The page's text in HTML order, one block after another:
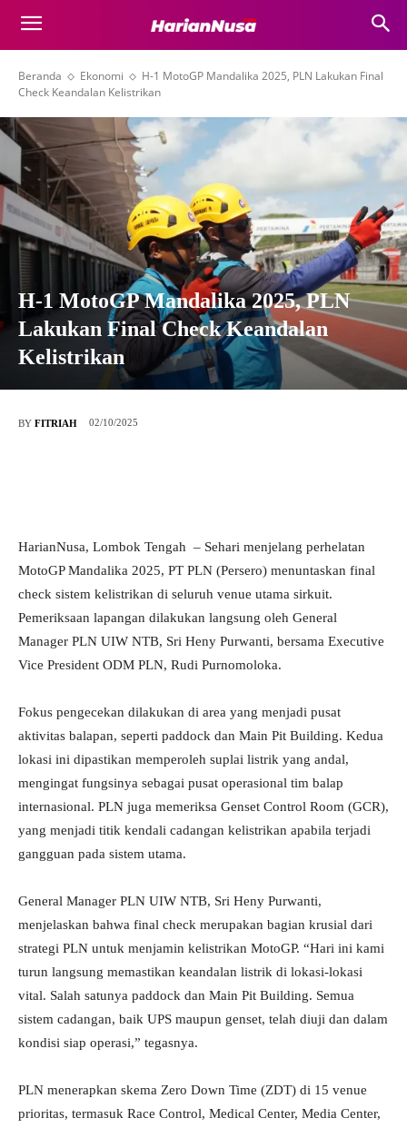
Beranda Ekonomi
H-1 MotoGP Mandalika 2025, PLN Lakukan Final
Check Keandalan Kelistrikan
H-1 MotoGP Mandalika 2025, PLN
Lakukan Final Check Keandalan
Kelistrikan
BY FITRIAH 02/10/2025
HarianNusa, Lombok Tengah – Sehari menjelang perhelatan
MotoGP Mandalika 2025, PT PLN (Persero) menuntaskan final
check sistem kelistrikan di seluruh venue utama sirkuit.
Pemeriksaan lapangan dilakukan langsung oleh General
Manager PLN UIW NTB, Sri Heny Purwanti, bersama Executive
Vice President ODM PLN, Rudi Purnomoloka.
Fokus pengecekan dilakukan di area yang menjadi pusat
aktivitas balapan, seperti paddock dan Main Pit Building. Kedua
lokasi ini dipastikan memperoleh suplai listrik yang andal,
mengingat fungsinya sebagai pusat operasional tim balap
internasional. PLN juga memeriksa Genset Control Room (GCR),
yang menjadi titik kendali cadangan kelistrikan apabila terjadi
gangguan pada sistem utama.
General Manager PLN UIW NTB, Sri Heny Purwanti,
menjelaskan bahwa final check merupakan bagian krusial dari
strategi PLN untuk menjamin kelistrikan MotoGP. “Hari ini kami
turun langsung memastikan keandalan listrik di lokasi-lokasi
vital. Salah satunya paddock dan Main Pit Building. Semua
sistem cadangan, baik UPS maupun genset, telah diuji dan dalam
kondisi siap operasi,” tegasnya.
PLN menerapkan skema Zero Down Time (ZDT) di 15 venue
prioritas, termasuk Race Control, Medical Center, Media Center,